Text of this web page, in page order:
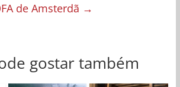
de Amsterdã →
gostar também